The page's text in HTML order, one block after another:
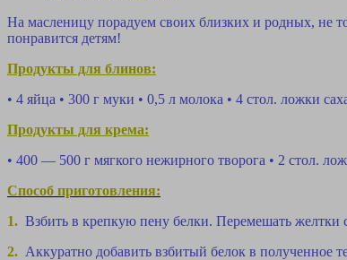
На масленицу порадуем своих близких и родных, не
понравится детям!
Продукты для блинов:
• 4 яйца • 300 г муки • 0,5 л молока • 4 стол. ложки
Продукты для крема:
• 400 — 500 г мягкого нежирного творога • 2 стол.
Способ приготовления:
1. Взбить в крепкую пену белки. Перемешать желтки
2. Аккуратно добавить взбитый белок в полученное